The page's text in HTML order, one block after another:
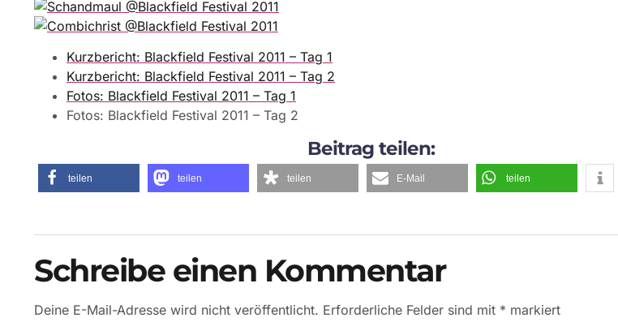
Kurzbericht: Blackfield Festival 2011 – Tag 1
Kurzbericht: Blackfield Festival 2011 – Tag 2
Fotos: Blackfield Festival 2011 – Tag 1
Fotos: Blackfield Festival 2011 – Tag 2
Beitrag teilen:
teilen teilen teilen E-Mail teilen
Schreibe einen Kommentar
Deine E-Mail-Adresse wird nicht veröffentlicht. Erforderliche Felder sind mit * markiert